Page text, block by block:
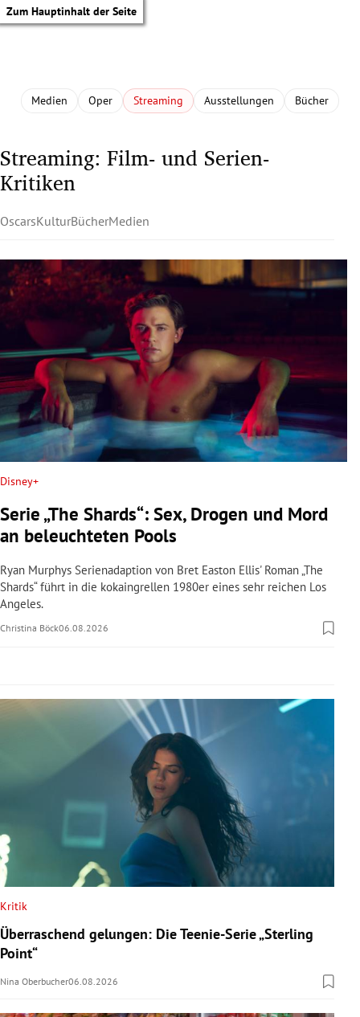
Zum Hauptinhalt der Seite
Untermenü
Untermenü
Untermenü
Untermenü
Untermenü
Untermenü
Untermenü
Untermenü
Medien Oper Streaming Ausstellungen Bücher
Streaming: Film- und Serien-
Kritiken
OscarsKulturBücherMedien
Disney+
Serie „The Shards“: Sex, Drogen und Mord
an beleuchteten Pools
Ryan Murphys Serienadaption von Bret Easton Ellis' Roman „The
Shards“ führt in die kokaingrellen 1980er eines sehr reichen Los
Angeles.
Christina Böck06.08.2026
Kritik
Überraschend gelungen: Die Teenie-Serie „Sterling
Point“
Nina Oberbucher06.08.2026